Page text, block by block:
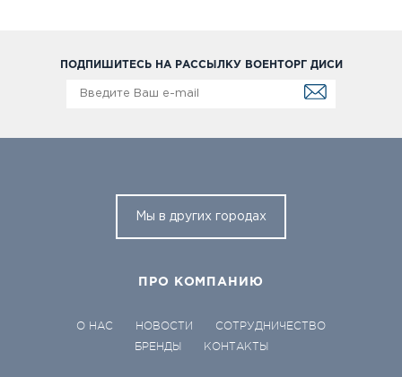
ПОДПИШИТЕСЬ НА РАССЫЛКУ ВОЕНТОРГ ДИСИ
Мы в других городах
ПРО КОМПАНИЮ
О НАС НОВОСТИ
СОТРУДНИЧЕСТВО
БРЕНДЫ
КОНТАКТЫ